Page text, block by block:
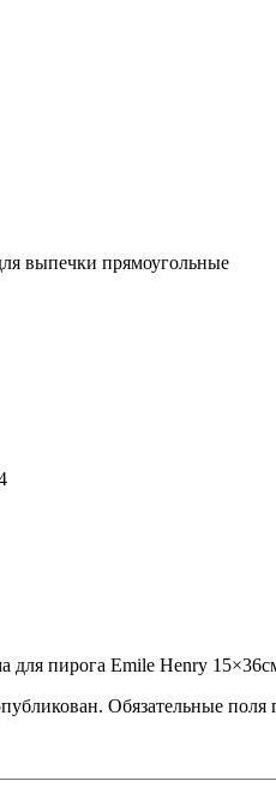
выпечки прямоугольные
для пирога Emile Henry
Обязательные